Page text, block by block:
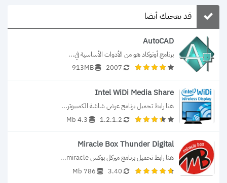
قد يعجبك أيضا
AutoCAD
برنامج أوتوكاد هو من الأدوات الأساسية في...
2007
913MB
Intel WiDi Media Share
هنا رابط تحميل برنامج عرض شاشة الكمبيوتر...
1.2.1.2
4.3 Mb
Miracle Box Thunder Digital
هنا رابط تحميل برنامج ميركل بوكس miracle...
3.40
786 Mb